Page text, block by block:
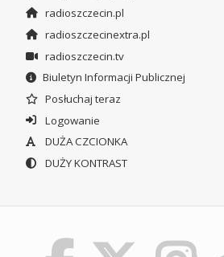
radioszczecin.pl
radioszczecinextra.pl
radioszczecin.tv
Biuletyn Informacji Publicznej
Posłuchaj teraz
Logowanie
DUŻA CZCIONKA
DUŻY KONTRAST